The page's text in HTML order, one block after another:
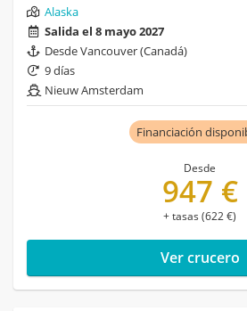
Alaska
Salida el 8 mayo 2027
Desde Vancouver (Canadá)
9 días
Nieuw Amsterdam
Financiación
Desde
947 €
+ tasas (622 €)
Ver crucero